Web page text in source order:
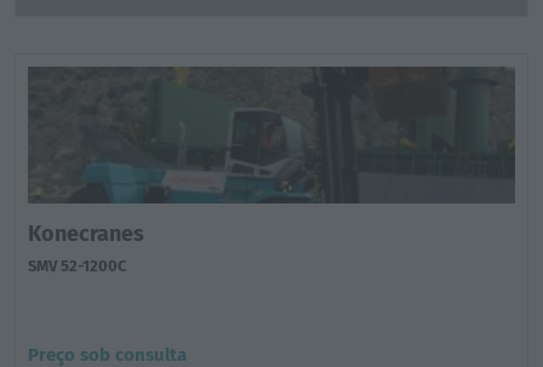
Konecranes
SMV 52-1200C
Preço sob consulta